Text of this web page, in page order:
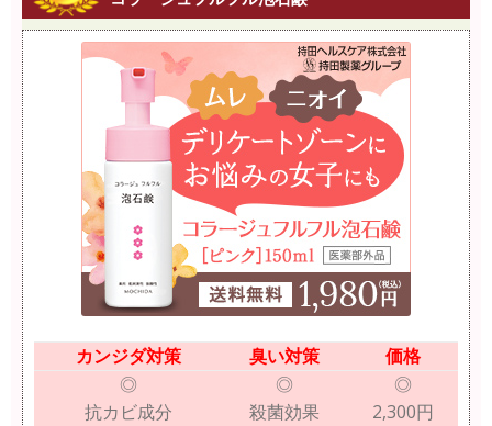
カンジダ対策 臭い対策
価格
◎
抗カビ成分
◎
殺菌効果
◎
2,300円